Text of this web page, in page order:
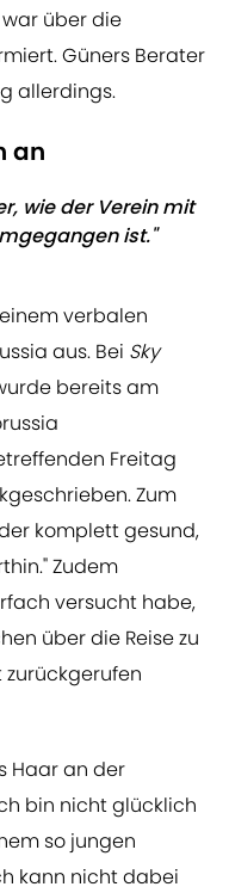
über die
Güners Berater
allerdings.
an
wie der Verein mit
ist."
verbalen
aus. Bei Sky
bereits am
Freitag
Zum
komplett gesund,
Zudem
versucht habe,
über die Reise zu
Haar an der
bin nicht glücklich
so jungen
kann nicht dabei